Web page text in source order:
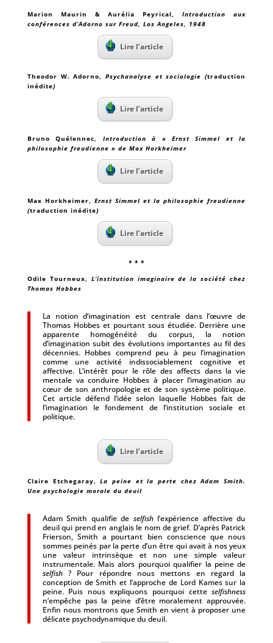
Marion Maurin & Aurélia Peyrical,Introduction aux
conférences d’Adorno sur Freud, Los Angeles, 1948
Lire l’article
Theodor W. Adorno, Psychanalyse et sociologie (traduction
inédite)
Lire l’article
Bruno Quélennec, Introduction à « Ernst Simmel et la
philosophie freudienne » de Max Horkheimer
Lire l’article
Max Horkheimer, Ernst Simmel et la philosophie freudienne
(traduction inédite)
Lire l’article
* * *
Odile Tourneux, L’institution imaginaire de la société chez
Thomas Hobbes
La notion d’imagination est centrale dans l’œuvre de
Thomas Hobbes et pourtant sous étudiée. Derrière une
apparente homogénéité du corpus, la notion
d’imagination subit des évolutions importantes au fil des
décennies. Hobbes comprend peu à peu l’imagination
comme une activité indissociablement cognitive et
affective. L’intérêt pour le rôle des affects dans la vie
mentale va conduire Hobbes à placer l’imagination au
cœur de son anthropologie et de son système politique.
Cet article défend l’idée selon laquelle Hobbes fait de
l’imagination le fondement de l’institution sociale et
politique.
Lire l’article
Claire Etchegaray,La peine et la perte chez Adam Smith.
Une psychologie morale du deuil
Adam Smith qualifie de selfishl’expérience affective du
deuil qui prend en anglais le nom de grief. D’après Patrick
Frierson, Smith a pourtant bien conscience que nous
sommes peinés par la perte d’un être qui avait à nos yeux
une valeur intrinsèque et non une simple valeur
instrumentale. Mais alors pourquoi qualifier la peine de
selfish? Pour répondre nous mettons en regard la
conception de Smith et l’approche de Lord Kames sur la
peine. Puis nous expliquons pourquoi cetteselfishness
n’empêche pas la peine d’être moralement approuvée.
Enfin nous montrons que Smith en vient à proposer une
délicate psychodynamique du deuil.